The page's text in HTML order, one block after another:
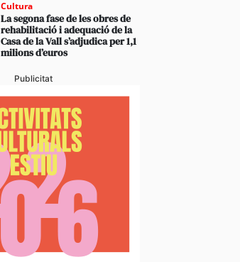
Cultura
La segona fase de les obres de
rehabilitació i adequació de la
Casa de la Vall s’adjudica per 1,1
milions d’euros
Publicitat